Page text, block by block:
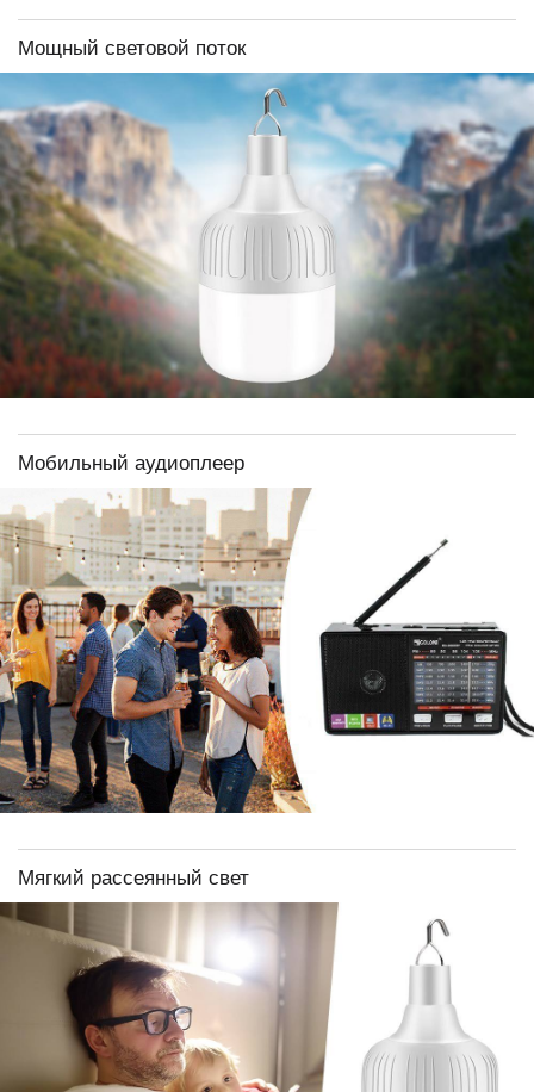
Мощный световой поток
Мобильный аудиоплеер
Мягкий рассеянный свет